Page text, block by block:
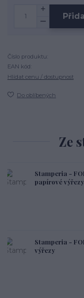
Číslo produktu:
EAN kód:
Hlídat cenu / dostupnost
Do oblíbených
Ze
Stamperia -
papírové výřezy
Stamperia -
výřezy